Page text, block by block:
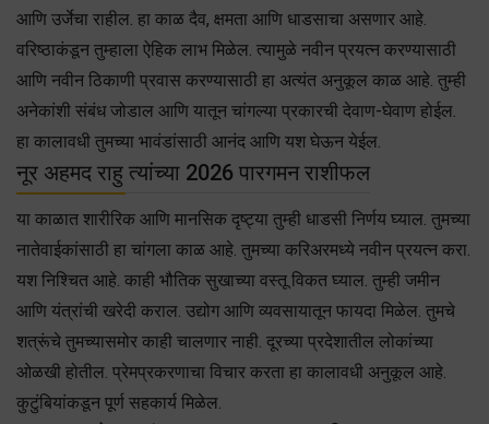
आणि उर्जेचा राहील. हा काळ दैव, क्षमता आणि धाडसाचा असणार आहे.
वरिष्ठाकंडून तुम्हाला ऐहिक लाभ मिळेल. त्यामुळे नवीन प्रयत्न करण्यासाठी
आणि नवीन ठिकाणी प्रवास करण्यासाठी हा अत्यंत अनुकूल काळ आहे. तुम्ही
अनेकांशी संबंध जोडाल आणि यातून चांगल्या प्रकारची देवाण-घेवाण होईल.
हा कालावधी तुमच्या भावंडांसाठी आनंद आणि यश घेऊन येईल.
नूर अहमद राहु त्यांच्या 2026 पारगमन राशीफल
या काळात शारीरिक आणि मानसिक दृष्ट्या तुम्ही धाडसी निर्णय घ्याल. तुमच्या
नातेवाईकांसाठी हा चांगला काळ आहे. तुमच्या करिअरमध्ये नवीन प्रयत्न करा.
यश निश्चित आहे. काही भौतिक सुखाच्या वस्तू विकत घ्याल. तुम्ही जमीन
आणि यंत्रांची खरेदी कराल. उद्योग आणि व्यवसायातून फायदा मिळेल. तुमचे
शत्रूंचे तुमच्यासमोर काही चालणार नाही. दूरच्या प्रदेशातील लोकांच्या
ओळखी होतील. प्रेमप्रकरणाचा विचार करता हा कालावधी अनुकूल आहे.
कुटुंबियांकडून पूर्ण सहकार्य मिळेल.